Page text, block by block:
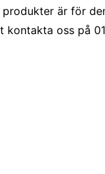
är för
kontakta oss på